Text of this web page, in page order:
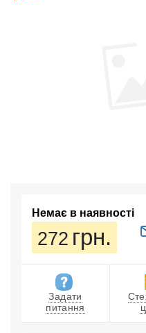
Немає в наявності
272 грн.
Задати
питання